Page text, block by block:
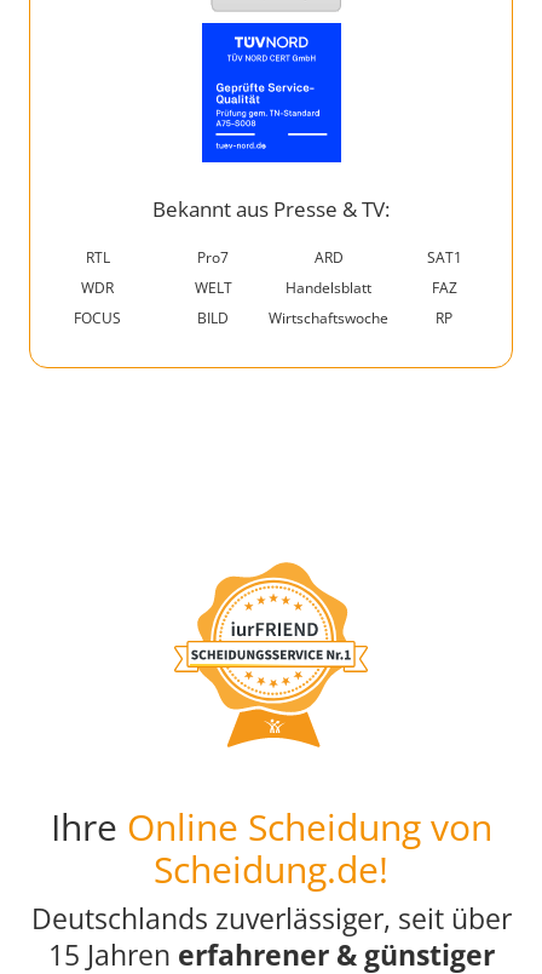
Bekannt aus Presse & TV:
RTL Pro7 ARD
SAT1
WDR
WELT Handelsblatt
FAZ
FOCUS
BILD Wirtschaftswoche RP
Ihre Online Scheidung von
Scheidung.de!
Deutschlands zuverlässiger, seit über
15 Jahren erfahrener & günstiger